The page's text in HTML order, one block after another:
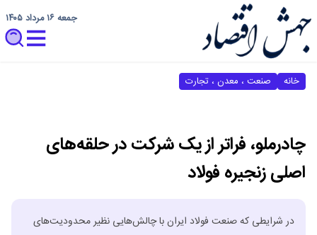
جمعه ۱۶ مرداد ۱۴۰۵
خانه صنعت ، معدن ، تجارت
چادرملو، فراتر از یک شرکت در حلقه‌های
اصلی زنجیره فولاد
در شرایطی که صنعت فولاد ایران با چالش‌هایی نظیر محدودیت‌های